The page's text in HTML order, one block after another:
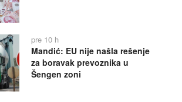
pre 10 h
Mandić: EU nije našla rešenje
za boravak prevoznika u
Šengen zoni